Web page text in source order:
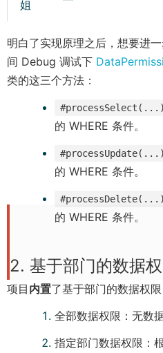
姐
明白了实现原理之后，想要进
间 Debug 调试下
类的这三个方法：
#processSelect(...)
的 WHERE 条件。
#processUpdate(...)
的 WHERE 条件。
#processDelete(...)
的 WHERE 条件。
2. 基于部门的数据
项目 内置了基于部门的数据权
全部数据权限：无数
指定部门数据权限：